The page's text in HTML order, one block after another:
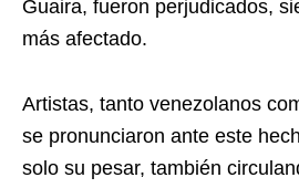
Guaira, fueron perjudicados,
más afectado.
Artistas, tanto venezolanos
se pronunciaron ante este
solo su pesar, también